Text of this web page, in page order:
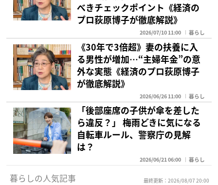
べきチェックポイント《経済の
プロ荻原博子が徹底解説》
2026/07/10 11:00 暮らし
《30年で3倍超》妻の扶養に入
る男性が増加…“主婦年金”の意
外な実態《経済のプロ荻原博子
が徹底解説》
2026/06/26 11:00 暮らし
「後部座席の子供が傘を差した
ら違反？」 梅雨どきに気になる
自転車ルール、警察庁の見解
は？
2026/06/21 06:00 暮らし
暮らしの人気記事 最終更新：2026/08/07 20:00